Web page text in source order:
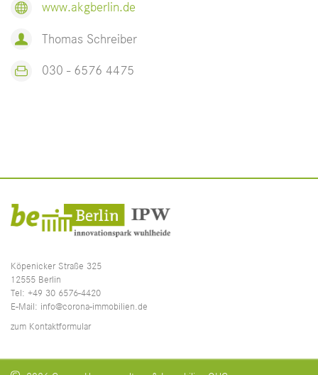
www.akgberlin.de
Thomas Schreiber
030 - 6576 4475
Köpenicker Straße 325
12555 Berlin
Tel: +49 30 6576-4420
E-Mail: info@corona-immobilien.de
zum Kontaktformular